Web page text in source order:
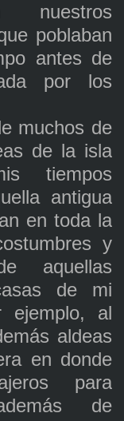
nuestros
poblaban
antes de
por los
muchos de
de la isla
tiempos
antigua
en toda la
y
aquellas
de mi
ejemplo, al
aldeas
en donde
para
de